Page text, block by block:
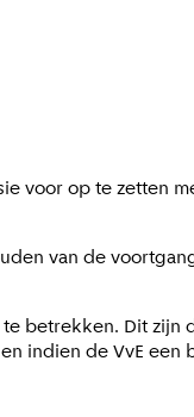
voor op te zetten
van de
betrekken. Dit zijn
indien de VvE een